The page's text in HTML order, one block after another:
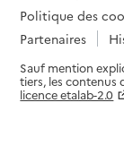
Politique des
Partenaires
Sauf mention
tiers, les contenus
licence etalab-2.0